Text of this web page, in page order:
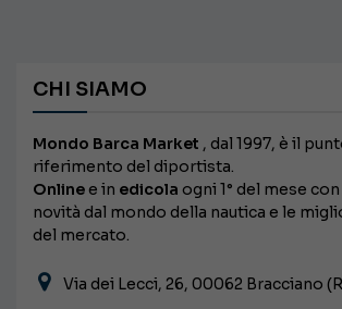
CHI SIAMO
Mondo Barca Market , dal 1997, è il
riferimento del diportista.
Online e in edicola ogni 1° del mese
novità dal mondo della nautica e le
del mercato.
Via dei Lecci, 26, 00062 Bracciano